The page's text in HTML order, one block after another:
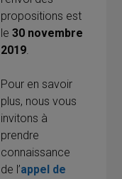
propositions est
le 30 novembre
2019.
Pour en savoir
plus, nous vous
invitons à
prendre
connaissance
de l’appel de